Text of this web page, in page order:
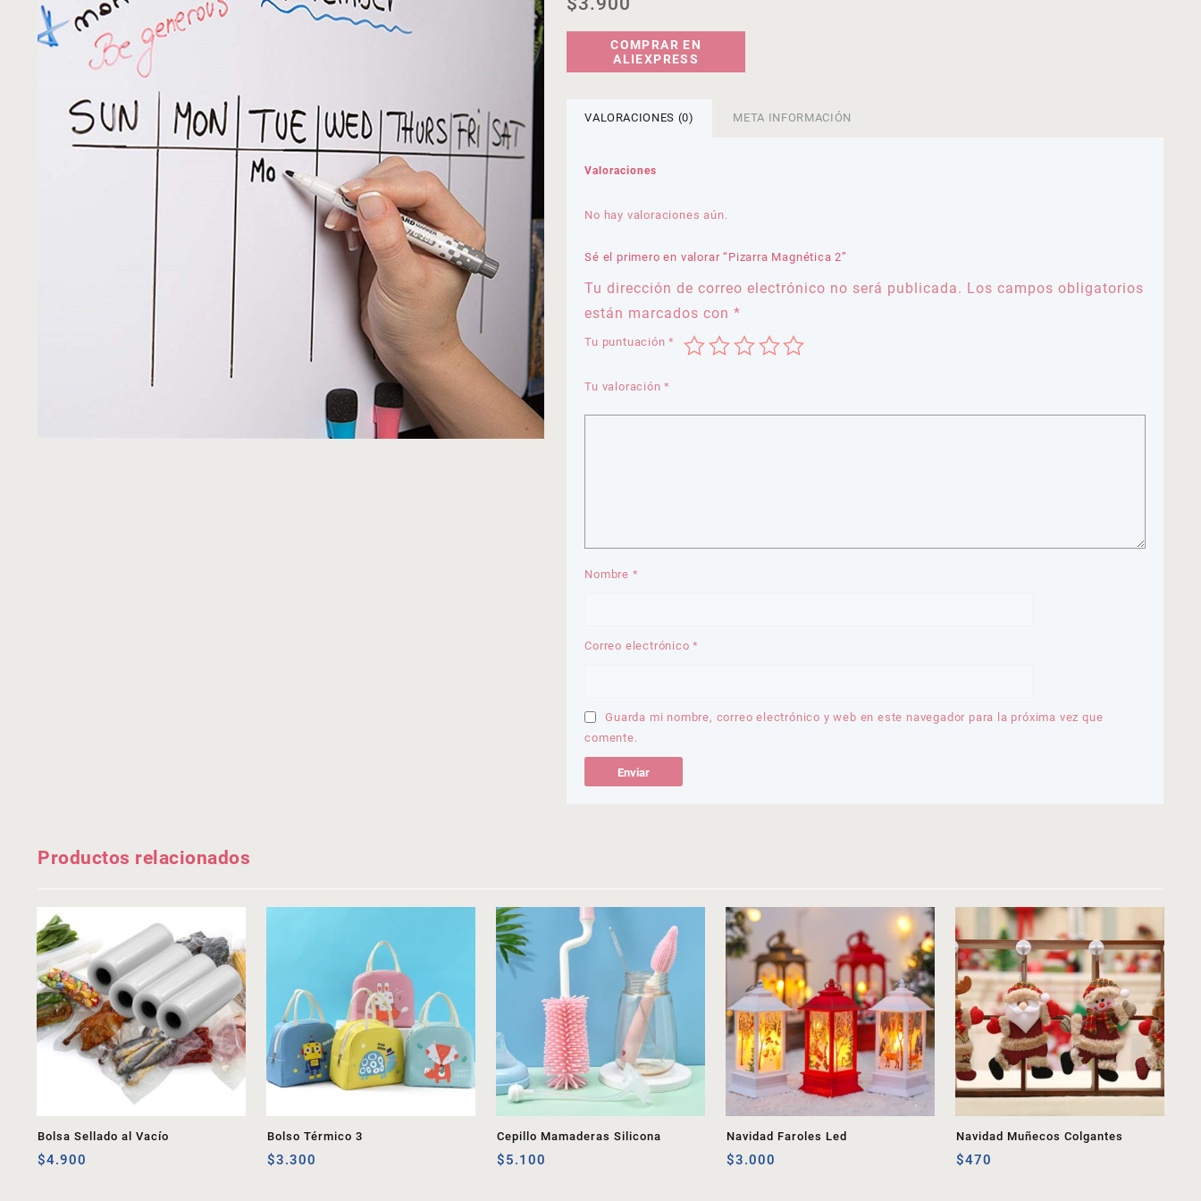
COMPRAR EN
ALIEXPRESS
VALORACIONES (0) META INFORMACIÓN
Valoraciones
No hay valoraciones aún.
Sé el primero en valorar “Pizarra Magnética 2”
Tu dirección de correo electrónico no será publicada. Los campos obligatorios
están marcados con*
Tu puntuación*
Tu valoración*
Nombre *
Correo electrónico*
Guarda mi nombre, correo electrónico y web en este navegador para la próxima vez que
comente.
Productos relacionados
Bolsa Sellado al Vacío
$4.900
Bolso Térmico 3
$3.300
Cepillo Mamaderas Silicona
$5.100
Navidad Faroles Led
$3.000
Navidad Muñecos Colgantes
$470